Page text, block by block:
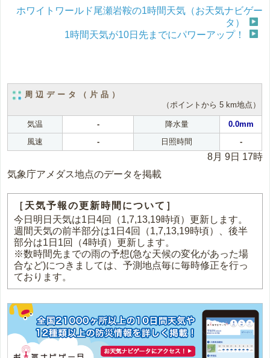
ホワイトワールド尾瀬岩鞍の1時間天気（お天気ナビゲー
タ）
1時間天気が10日先までにパワーアップ！
周辺データ（片品）
（ポイントから 5 km地点）
気温 - 降水量
0.0mm
風速
- 日照時間 -
8月 9日 17時
気象庁アメダス地点のデータを掲載
［天気予報の更新時間について］
今日明日天気は1日4回（1,7,13,19時頃）更新します。
週間天気の前半部分は1日4回（1,7,13,19時頃）、後半
部分は1日1回（4時頃）更新します。
※数時間先までの雨の予想(急な天候の変化があった場
合など)につきましては、予測地点毎に毎時修正を行っ
ております。